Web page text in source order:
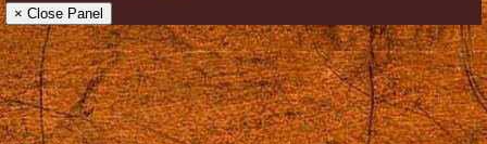
× Close Panel